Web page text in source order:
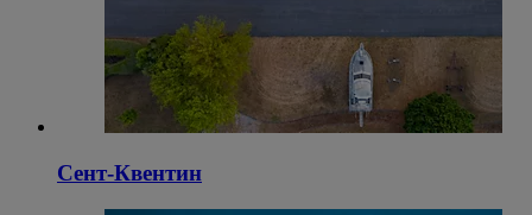
Сент-Квентин